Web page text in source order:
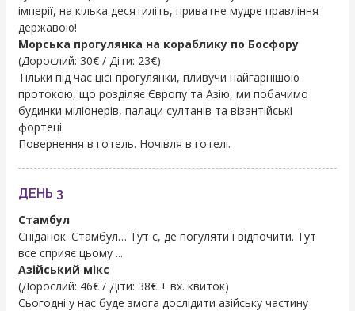
імперії, на кілька десятиліть, приватне мудре правління
державою!
Морська прогулянка на кораблику по Босфору
(Дорослий: 30€ / Діти: 23€)
Тільки під час цієї прогулянки, пливучи найгарнішою
протокою, що розділяє Європу та Азію, ми побачимо
будинки міліонерів, палаци султанів та візантійські
фортеці.
Повернення в готель. Ночівля в готелі.
ДЕНЬ 3
Стамбул
Сніданок. Стамбул… Тут є, де погуляти і відпочити. Тут
все сприяє цьому ...
Азійський мікс
(Дорослий: 46€ / Діти: 38€ + вх. квиток)
Сьогодні у нас буде змога дослідити азійську частину